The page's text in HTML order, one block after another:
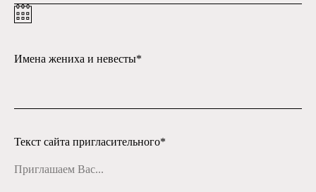
Имена жениха и невесты*
Текст сайта пригласительного*